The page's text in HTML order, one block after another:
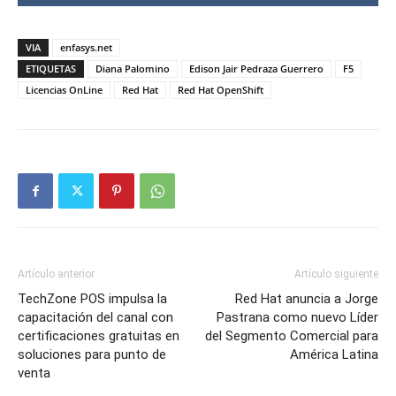
VIA
enfasys.net
ETIQUETAS
Diana Palomino Edison Jair Pedraza Guerrero
F5
Licencias OnLine
Red Hat Red Hat OpenShift
Artículo anterior
TechZone POS impulsa la
capacitación del canal con
certificaciones gratuitas en
soluciones para punto de
venta
Artículo siguiente
Red Hat anuncia a Jorge
Pastrana como nuevo Líder
del Segmento Comercial para
América Latina